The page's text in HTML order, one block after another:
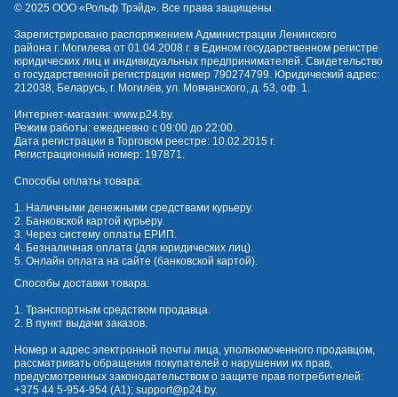
© 2025 OOO «Рольф Трэйд». Все права защищены.
Зарегистрировано распоряжением Администрации Ленинского
района г. Могилева от 01.04.2008 г. в Едином государственном регистре
юридических лиц и индивидуальных предпринимателей. Свидетельство
о государственной регистрации номер 790274799. Юридический адрес:
212038, Беларусь, г. Могилёв, ул. Мовчанского, д. 53, оф. 1.
Интернет-магазин: www.p24.by.
Режим работы: ежедневно с 09:00 до 22:00.
Дата регистрации в Торговом реестре: 10.02.2015 г.
Регистрационный номер: 197871.
Способы оплаты товара:
1. Наличными денежными средствами курьеру.
2. Банковской картой курьеру.
3. Через систему оплаты ЕРИП.
4. Безналичная оплата (для юридических лиц).
5. Онлайн оплата на сайте (банковской картой).
Способы доставки товара:
1. Транспортным средством продавца.
2. В пункт выдачи заказов.
Номер и адрес электронной почты лица, уполномоченного продавцом,
рассматривать обращения покупателей о нарушении их прав,
предусмотренных законодательством о защите прав потребителей:
+375 44 5-954-954 (А1); support@p24.by.